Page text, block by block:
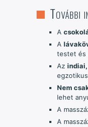
További
A
A
testet és
Az
Nem
lehet
A
A